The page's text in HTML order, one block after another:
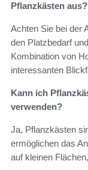
Pflanzkästen aus?
Achten Sie bei der
den Platzbedarf
Kombination von
interessanten
Kann ich
verwenden?
Ja, Pflanzkästen
ermöglichen das
auf kleinen